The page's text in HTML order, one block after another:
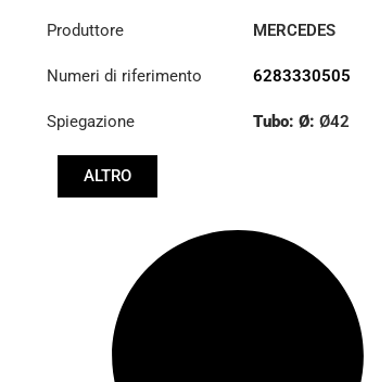
Produttore MERCEDES
Numeri di riferimento 6283330505
Spiegazione Tubo: Ø: Ø42
ALTRO